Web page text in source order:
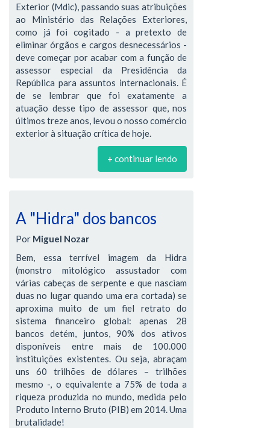
Exterior (Mdic), passando suas atribuições
ao Ministério das Relações Exteriores,
como já foi cogitado - a pretexto de
eliminar órgãos e cargos desnecessários -
deve começar por acabar com a função de
assessor especial da Presidência da
República para assuntos internacionais. É
de se lembrar que foi exatamente a
atuação desse tipo de assessor que, nos
últimos treze anos, levou o nosso comércio
exterior à situação crítica de hoje.
+ continuar lendo
A "Hidra" dos bancos
Por Miguel Nozar
Bem, essa terrível imagem da Hidra
(monstro mitológico assustador com
várias cabeças de serpente e que nasciam
duas no lugar quando uma era cortada) se
aproxima muito de um fiel retrato do
sistema financeiro global: apenas 28
bancos detém, juntos, 90% dos ativos
disponíveis entre mais de 100.000
instituições existentes. Ou seja, abraçam
uns 60 trilhões de dólares – trilhões
mesmo -, o equivalente a 75% de toda a
riqueza produzida no mundo, medida pelo
Produto Interno Bruto (PIB) em 2014. Uma
brutalidade!